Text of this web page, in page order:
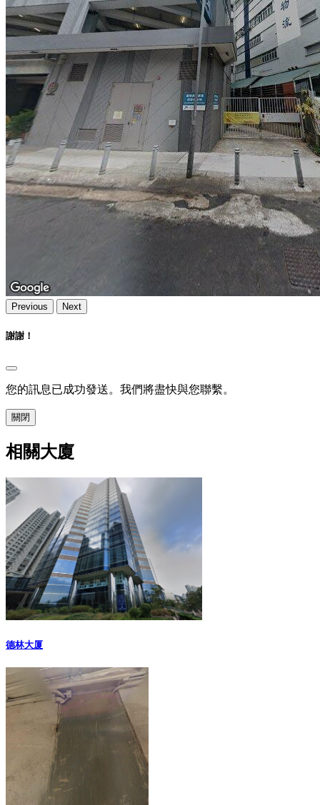
Previous Next
謝謝！
您的訊息已成功發送。我們將盡快與您聯繫。
關閉
相關大廈
德林大厦